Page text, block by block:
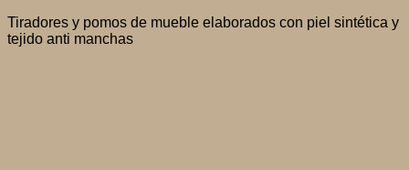
Tiradores y pomos de mueble elaborados con piel sintética y
tejido anti manchas